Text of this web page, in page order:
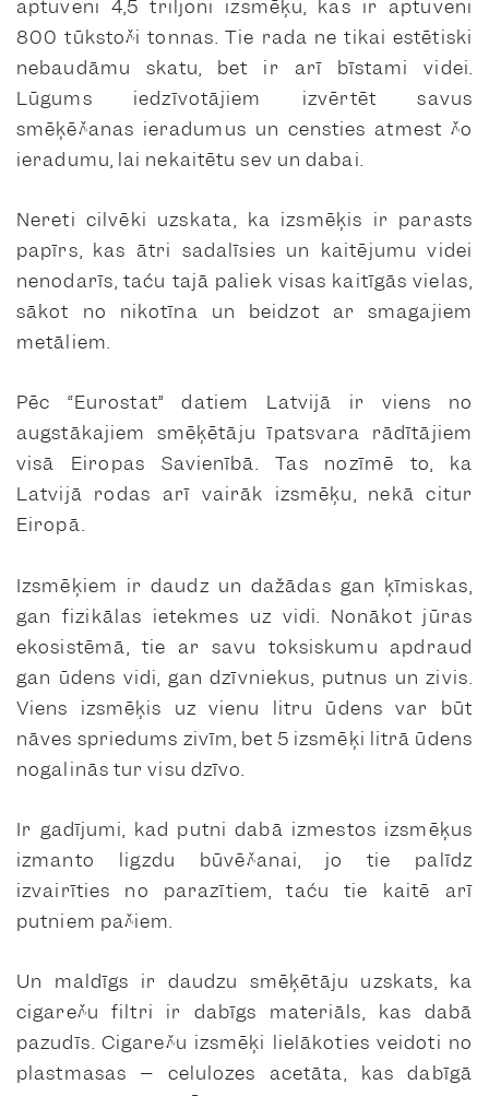
aptuveni 4,5 triljoni izsmēķu, kas ir aptuveni
800 tūkstoši tonnas. Tie rada ne tikai estētiski
nebaudāmu skatu, bet ir arī bīstami videi.
Lūgums iedzīvotājiem izvērtēt savus
smēķēšanas ieradumus un censties atmest šo
ieradumu, lai nekaitētu sev un dabai.
Nereti cilvēki uzskata, ka izsmēķis ir parasts
papīrs, kas ātri sadalīsies un kaitējumu videi
nenodarīs, taču tajā paliek visas kaitīgās vielas,
sākot no nikotīna un beidzot ar smagajiem
metāliem.
Pēc “Eurostat” datiem Latvijā ir viens no
augstākajiem smēķētāju īpatsvara rādītājiem
visā Eiropas Savienībā. Tas nozīmē to, ka
Latvijā rodas arī vairāk izsmēķu, nekā citur
Eiropā.
Izsmēķiem ir daudz un dažādas gan ķīmiskas,
gan fizikālas ietekmes uz vidi. Nonākot jūras
ekosistēmā, tie ar savu toksiskumu apdraud
gan ūdens vidi, gan dzīvniekus, putnus un zivis.
Viens izsmēķis uz vienu litru ūdens var būt
nāves spriedums zivīm, bet 5 izsmēķi litrā ūdens
nogalinās tur visu dzīvo.
Ir gadījumi, kad putni dabā izmestos izsmēķus
izmanto ligzdu būvēšanai, jo tie palīdz
izvairīties no parazītiem, taču tie kaitē arī
putniem pašiem.
Un maldīgs ir daudzu smēķētāju uzskats, ka
cigarešu filtri ir dabīgs materiāls, kas dabā
pazudīs. Cigarešu izsmēķi lielākoties veidoti no
plastmasas – celulozes acetāta, kas dabīgā